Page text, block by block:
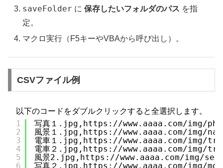
saveFolder に保存したいフォルダのパス を指
定。
マクロ実行（F5キーやVBAから呼び出し）。
CSVファイル例
以下のコードをダブルクリックすると全選択します。
1
2
3
4
5
6
写真１.jpg,https://www.aaaa.com/img/
風景１.jpg,https://www.aaaa.com/img/
電車１.jpg,https://www.aaaa.com/img/
電車２.jpg,https://www.aaaa.com/img/
風景2.jpg,https://www.aaaa.com/img/
写真２.jpg,https://www.aaaa.com/img/